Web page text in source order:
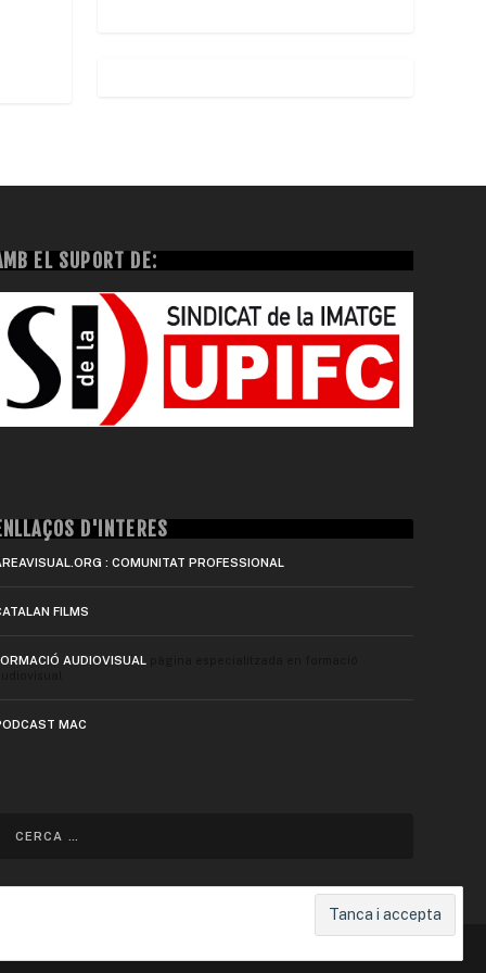
EL SUPORT DE:
D'INTERÈS
: COMUNITAT PROFESSIONAL
FILMS
AUDIOVISUALpàgina especialitzada en formació
MAC